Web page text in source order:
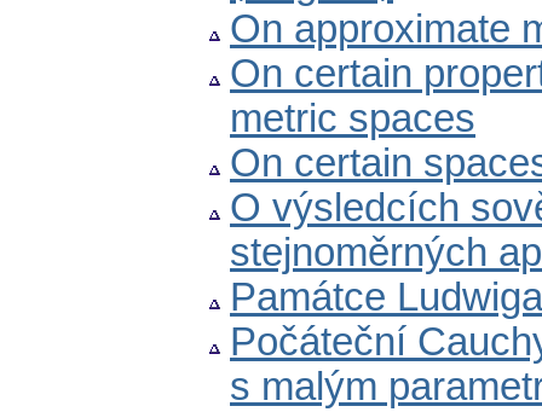
On approximate
On certain
metric spaces
On certain
O výsledcích
stejnoměrných
Památce
Počáteční
s malým